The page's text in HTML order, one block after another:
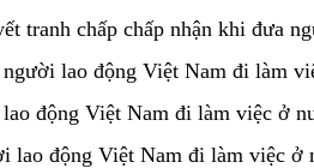
chấp chấp nhận khi đưa
lao động Việt Nam đi làm
động Việt Nam đi làm việc ở
lao động Việt Nam đi làm việc ở